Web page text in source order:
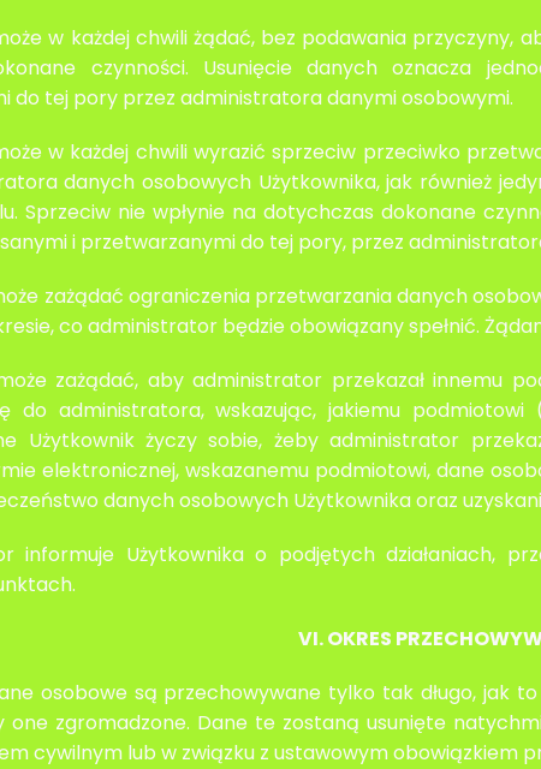
w każdej chwili żądać, bez podawania przyczyny,
czynności. Usunięcie danych oznacza
do tej pory przez administratora danymi osobowymi.
w każdej chwili wyrazić sprzeciw przeciwko
danych osobowych Użytkownika, jak również
Sprzeciw nie wpłynie na dotychczas dokonane
i przetwarzanymi do tej pory, przez
zażądać ograniczenia przetwarzania danych
co administrator będzie obowiązany spełnić.
zażądać, aby administrator przekazał innemu
do administratora, wskazując, jakiemu
Użytkownik życzy sobie, żeby administrator
elektronicznej, wskazanemu podmiotowi, dane
danych osobowych Użytkownika oraz
informuje Użytkownika o podjętych działaniach,
VI. OKRES
osobowe są przechowywane tylko tak długo, jak
one zgromadzone. Dane te zostaną usunięte
cywilnym lub w związku z ustawowym obowiązkiem